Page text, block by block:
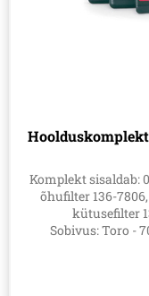
Komplekt sisaldab:
õhufilter 136-
kütusefilter
Sobivus: Toro -